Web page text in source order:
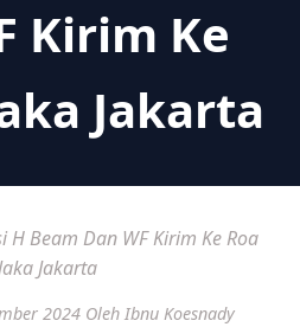
Kirim Ke
Jakarta
H Beam Dan WF Kirim Ke Roa
Jakarta
2024 Oleh Ibnu Koesnady